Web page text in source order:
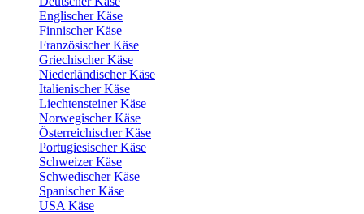
Englischer Käse
Finnischer Käse
Französischer Käse
Griechischer Käse
Niederländischer Käse
Italienischer Käse
Liechtensteiner Käse
Norwegischer Käse
Österreichischer Käse
Portugiesischer Käse
Schweizer Käse
Schwedischer Käse
Spanischer Käse
USA Käse